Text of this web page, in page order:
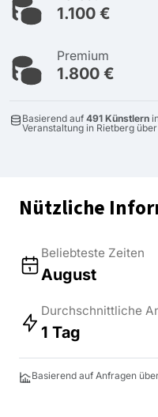
1.100 €
Premium
1.800 €
Basierend auf 491 Künstlern
Veranstaltung in Rietberg
Nützliche
Beliebteste Zeiten
August
Durchschnittliche
1 Tag
Basierend auf Anfragen